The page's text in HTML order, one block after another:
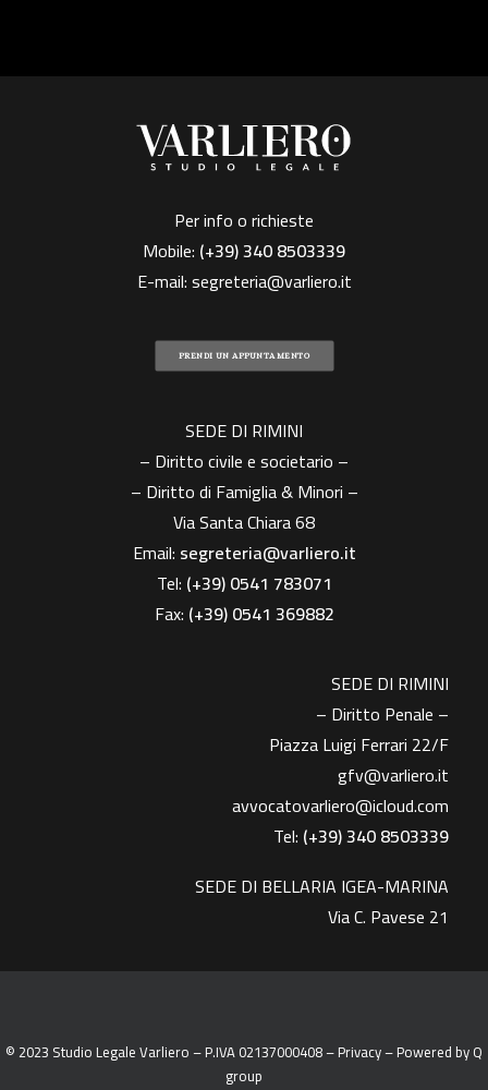
Per info o richieste
Mobile: (+39)340 8503339
E-mail:segreteria@varliero.it
PRENDI UN APPUNTAMENTO
SEDE DI RIMINI
– Diritto civile e societario –
– Diritto di Famiglia & Minori –
Via Santa Chiara 68
Email: segreteria@varliero.it
Tel: (+39) 0541 783071
Fax: (+39)0541 369882
SEDE DI RIMINI
– Diritto Penale –
Piazza Luigi Ferrari 22/F
gfv@varliero.it
avvocatovarliero@icloud.com
Tel: (+39) 340 8503339
SEDE DI BELLARIA IGEA-MARINA
Via C. Pavese 21
© 2023 Studio Legale Varliero – P.IVA 02137000408 –Privacy– Powered byQ
group